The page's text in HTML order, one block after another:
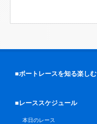
■ボートレースを知る楽しむ
■レーススケジュール
本日のレース